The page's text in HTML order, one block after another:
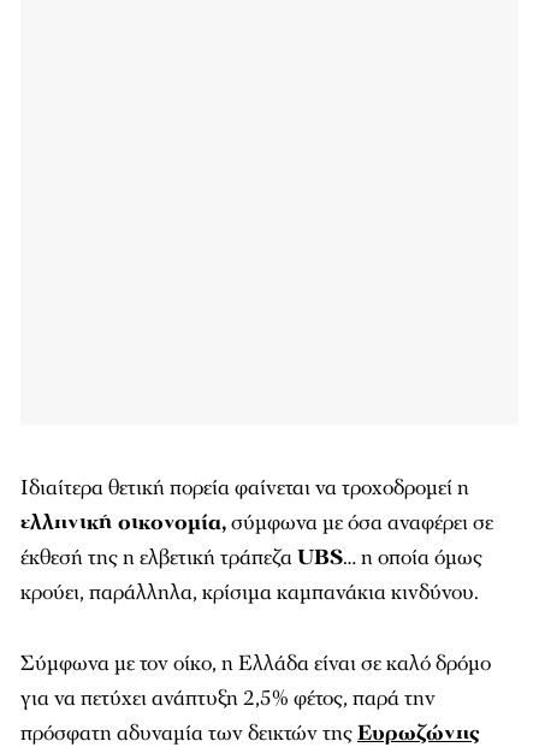
Ιδιαίτερα θετική πορεία φαίνεται να τροχοδρομεί η
ελληνική οικονομία,σύμφωνα με όσα αναφέρει σε
έκθεσή της η ελβετική τράπεζαUBS… η οποία όμως
κρούει, παράλληλα, κρίσιμα καμπανάκια κινδύνου.
Σύμφωνα με τον οίκο, η Ελλάδα είναι σε καλό δρόμο
για να πετύχει ανάπτυξη 2,5% φέτος, παρά την
πρόσφατη αδυναμία των δεικτών τηςΕυρωζώνης